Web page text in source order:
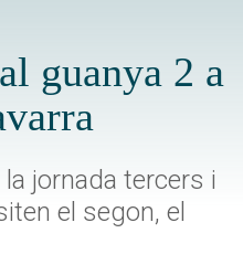
guanya 2 a
jornada tercers i
el segon, el